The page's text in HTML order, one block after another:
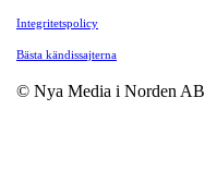
Integritetspolicy
Bästa kändissajterna
© Nya Media i Norden AB